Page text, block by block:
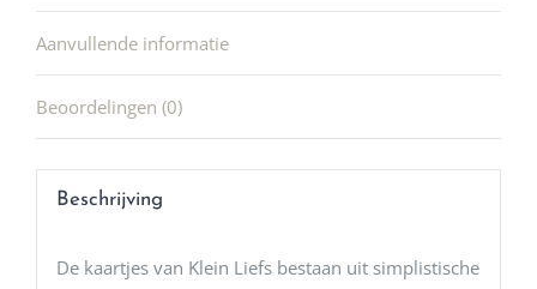
Aanvullende informatie
Beoordelingen (0)
Beschrijving
De kaartjes van Klein Liefs bestaan uit simplistische